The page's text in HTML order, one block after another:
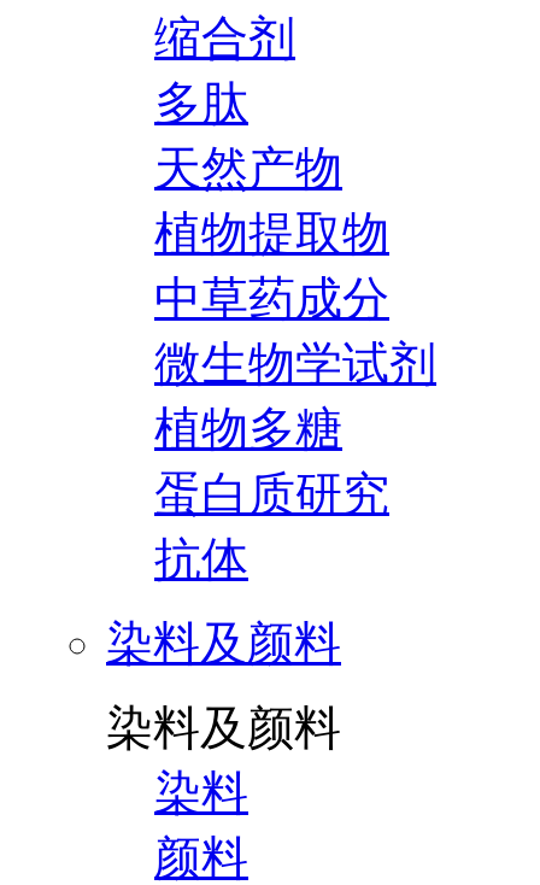
缩合剂
多肽
天然产物
植物提取物
中草药成分
微生物学试剂
植物多糖
蛋白质研究
抗体
染料及颜料
染料及颜料
染料
颜料